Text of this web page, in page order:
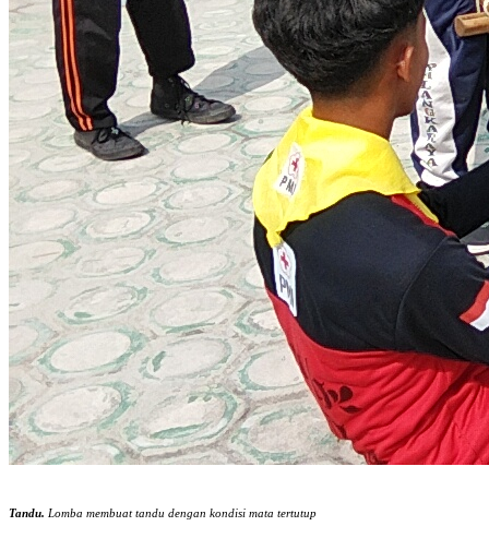
Tandu. Lomba membuat tandu dengan kondisi mata tertutup